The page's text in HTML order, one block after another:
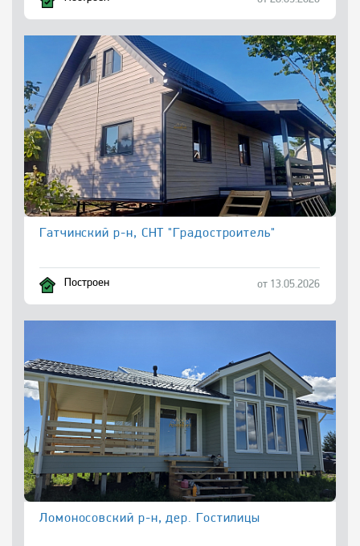
Гатчинский р-н, СНТ "Градостроитель"
Построен от 13.05.2026
Ломоносовский р-н, дер. Гостилицы